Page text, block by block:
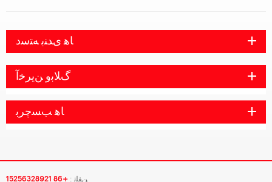
ﺎﻫ ﯼﺪﻨﺑ ﻪﺘﺳﺩ
ﮒﻼ ﺑﻭ ﻦﯾﺮﺧﺁ
ﺎﻫ ﺐﺴﭼﺮﺑ
ﻦﻔﻠﺗ : +86 15256328921